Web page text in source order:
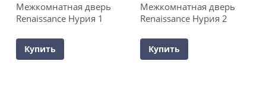
Межкомнатная дверь
Renaissance Нурия 1
Купить
Межкомнатная дверь
Renaissance Нурия 2
Купить